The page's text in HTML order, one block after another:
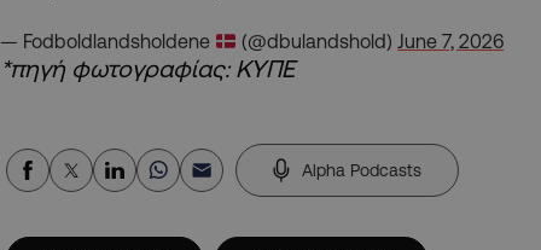
— Fodboldlandsholdene (@dbulandshold) June 7, 2026
*πηγή φωτογραφίας: ΚΥΠΕ
Alpha Podcasts